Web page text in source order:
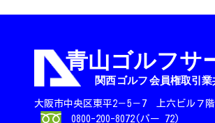
大阪市中央区東平2－5－7 上六ビル７階
0800-200-8072(パー 72)